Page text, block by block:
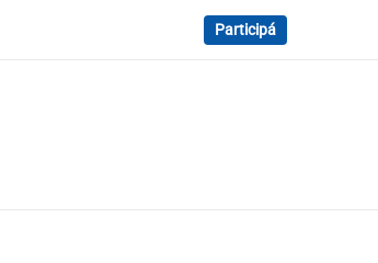
Participá